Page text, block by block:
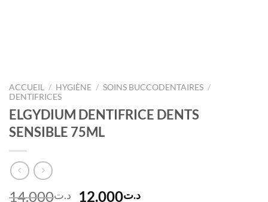
ACCUEIL / HYGIÈNE / SOINS BUCCODENTAIRES /
DENTIFRICES
ELGYDIUM DENTIFRICE DENTS
SENSIBLE 75ML
د.ت14.000
Le
د.ت12.000
Le